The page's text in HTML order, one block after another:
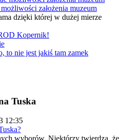
założenia muzeum
dzięki której w dużej mierze
Kopernik!
to nie jest jakiś tam zamek
Tuska
12:35